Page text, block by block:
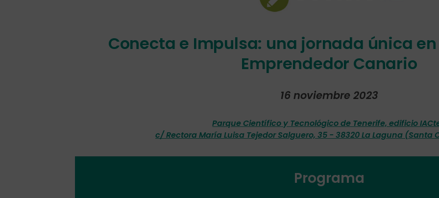
Conecta e Impulsa: una jornada única
Emprendedor Canario
16 noviembre 2023
Parque Científico y Tecnológico de Tenerife, edificio
c/ Rectora María Luisa Tejedor Salguero, 35 - 38320 La Laguna (Santa
Programa